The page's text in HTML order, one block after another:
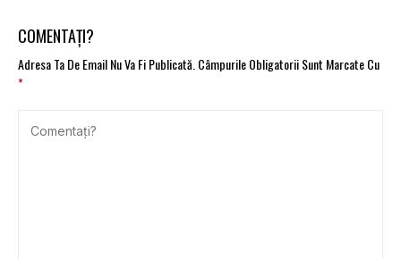
COMENTAȚI?
Adresa Ta De Email Nu Va Fi Publicată.Câmpurile Obligatorii Sunt Marcate Cu
*